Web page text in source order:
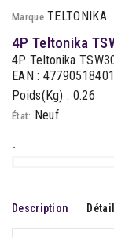
Marque TELTONIKA
4P Teltonika
4P Teltonika
EAN :
Poids(Kg) : 0.26
État: Neuf
-
Description